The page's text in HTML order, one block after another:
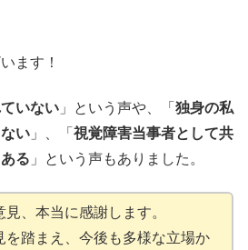
ます！
いない 」という声や、「 独身の私
い 」、「 視覚障害当事者として共
る 」という声もありました。
見、本当に感謝します。
を踏まえ、今後も多様な立場か